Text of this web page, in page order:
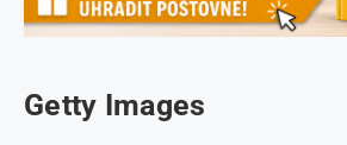
Getty Images